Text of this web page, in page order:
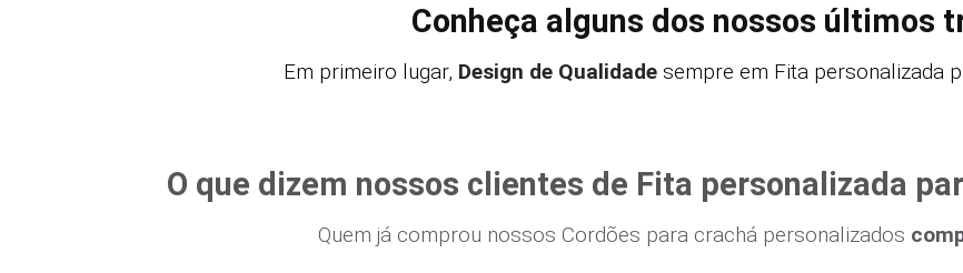
Conheça alguns dos nossos últimos
Em primeiro lugar, Design de Qualidade sempre em Fita personalizada
O que dizem nossos clientes de Fita personalizada
Quem já comprou nossos Cordões para crachá personalizados